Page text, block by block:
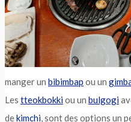
manger un bibimbap ou un
Les tteokbokkiou un bulgogi
dekimchi, sont des options un